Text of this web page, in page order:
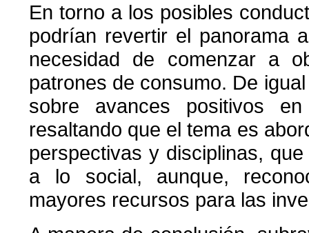
En torno a los posibles
podrían revertir el panorama
necesidad de comenzar a
patrones de consumo. De
sobre avances positivos
resaltando que el tema es
perspectivas y disciplinas,
a lo social, aunque,
mayores recursos para las